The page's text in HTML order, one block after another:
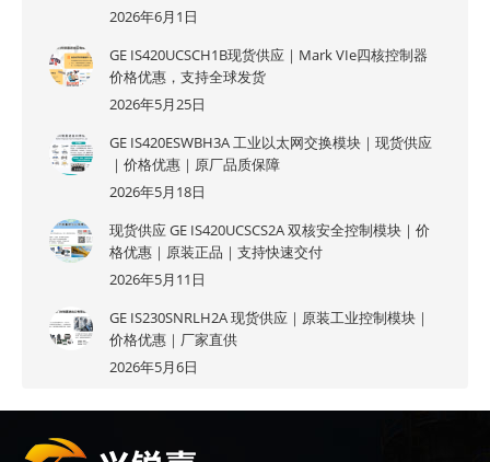
2026年6月1日
GE IS420UCSCH1B现货供应｜Mark VIe四核控制器
价格优惠，支持全球发货
2026年5月25日
GE IS420ESWBH3A 工业以太网交换模块｜现货供应
｜价格优惠｜原厂品质保障
2026年5月18日
现货供应 GE IS420UCSCS2A 双核安全控制模块｜价
格优惠｜原装正品｜支持快速交付
2026年5月11日
GE IS230SNRLH2A 现货供应｜原装工业控制模块｜
价格优惠｜厂家直供
2026年5月6日